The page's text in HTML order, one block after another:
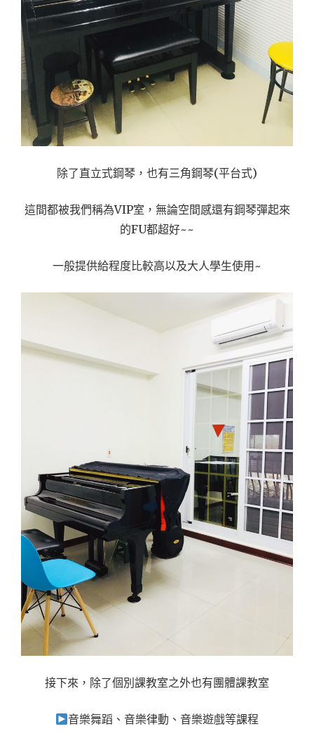
除了直立式鋼琴，也有三角鋼琴(平台式)
這間都被我們稱為VIP室，無論空間感還有鋼琴彈起來
的FU都超好~~
一般提供給程度比較高以及大人學生使用~
接下來，除了個別課教室之外也有團體課教室
音樂舞蹈、音樂律動、音樂遊戲等課程